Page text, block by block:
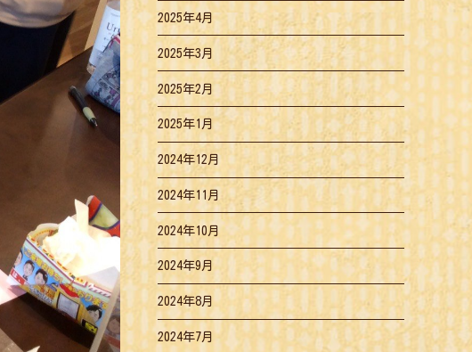
2025年4月
2025年3月
2025年2月
2025年1月
2024年12月
2024年11月
2024年10月
2024年9月
2024年8月
2024年7月